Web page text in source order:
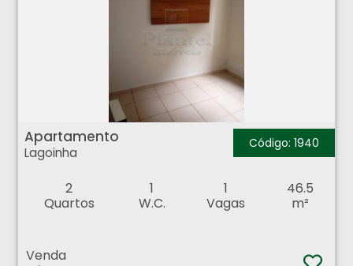
Apartamento - Lagoinha - Ribeirão Preto
Apartamento
Lagoinha
Código: 1940
2
Quartos
1
W.C.
1
Vagas
46.5
m²
Venda